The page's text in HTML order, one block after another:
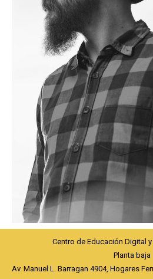
Centro de Educación Digital
Planta baja
Av. Manuel L. Barragan 4904, Hogares